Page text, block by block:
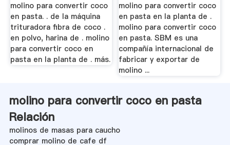
molino para convertir coco
en pasta. . de la máquina
trituradora fibra de coco .
en polvo, harina de . molino
para convertir coco en
pasta en la planta de . más.
molino para convertir coco
en pasta en la planta de .
molino para convertir coco
en pasta. SBM es una
compañía internacional de
fabricar y exportar de
molino ...
molino para convertir coco en pasta
Relación
molinos de masas para caucho
comprar molino de cafe df